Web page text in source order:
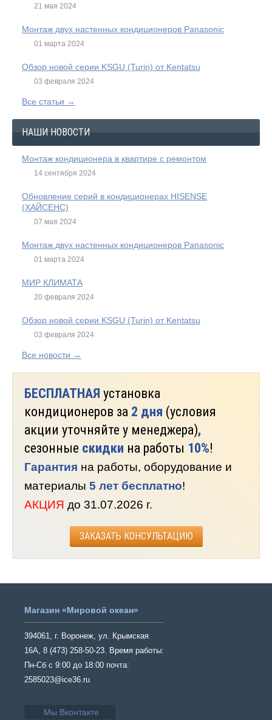
21 мая 2024
Монтаж двух настенных кондиционеров Panasonic
01 марта 2024
Обзор новой серии KSGU (Turin) от Kentatsu
03 февраля 2024
Все статьи →
НАШИ НОВОСТИ
Монтаж кондиционера в квартире с ремонтом
14 сентября 2024
Обновление серий в кондиционерах HISENSE
(ХАЙСЕНС)
07 мая 2024
Монтаж двух настенных кондиционеров Panasonic
01 марта 2024
МИР КЛИМАТА
20 февраля 2024
Обзор новой серии KSGU (Turin) от Kentatsu
03 февраля 2024
Все новости →
БЕСПЛАТНАЯ установка
кондиционеров за 2 дня (условия
акции уточняйте у менеджера),
сезонные скидки на работы 10%!
Гарантия на работы, оборудование и
материалы 5 лет бесплатно!
АКЦИЯ до 31.07.2026 г.
ЗАКАЗАТЬ КОНСУЛЬТАЦИЮ
Магазин «Мировой океан»
394061, г. Воронеж, ул. Крымская
16А, 8 (473) 258-50-23. Время работы:
Пн-Сб с 9:00 до 18:00 почта:
2585023@ice36.ru
Мы Вконтакте